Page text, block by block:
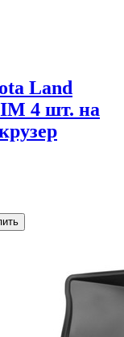
Land
4 шт. на